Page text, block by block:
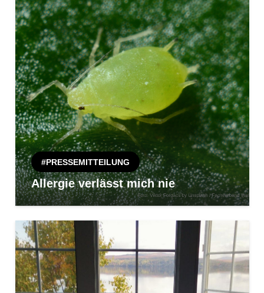
#PRESSEMITTEILUNG
Allergie verlässt mich nie